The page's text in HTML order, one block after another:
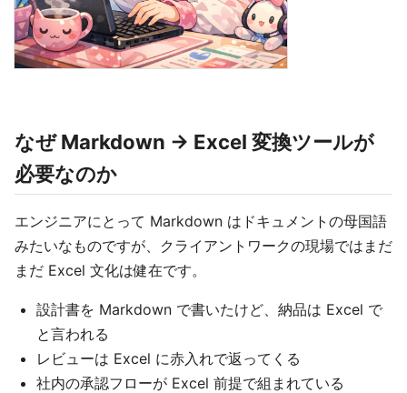
なぜ Markdown → Excel 変換ツールが
必要なのか
エンジニアにとって Markdown はドキュメントの母国語
みたいなものですが、クライアントワークの現場ではまだ
まだ Excel 文化は健在です。
設計書を Markdown で書いたけど、納品は Excel で
と言われる
レビューは Excel に赤入れで返ってくる
社内の承認フローが Excel 前提で組まれている